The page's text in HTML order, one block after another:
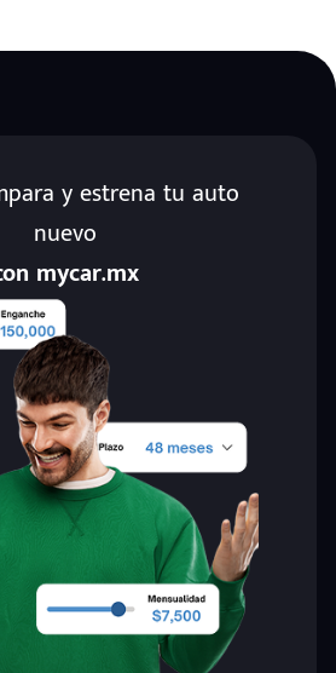
y estrena tu auto
nuevo
mycar.mx